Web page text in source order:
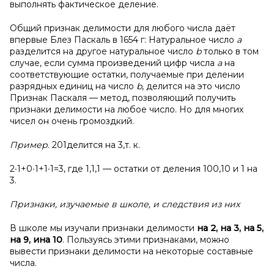
выполнять фактическое деление.
Общий признак делимости для любого числа даёт
впервые Блез Паскаль в 1654 г: Натуральное число а
разделится на другое натуральное число bтолько в том
случае, если сумма произведений цифр числа ана
соответствующие остатки, получаемые при делении
разрядных единиц на число b, делится на это число
Признак Паскаля — метод, позволяющий получить
признаки делимости на любое число. Но для многих
чисел он очень громоздкий.
Пример. 201делится на 3,т. к.
2∙1+0∙1+1∙1=3, где 1,1,1 — остатки от деления 100,10 и 1 на
3.
Признаки, изучаемые в школе, и следствия из них
В школе мы изучали признаки делимости на 2, на 3, на 5,
на 9, ина 10. Пользуясь этими признаками, можно
вывести признаки делимости на некоторые составные
числа.